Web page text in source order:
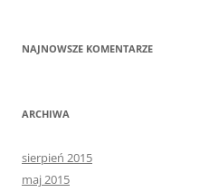
NAJNOWSZE KOMENTARZE
ARCHIWA
sierpień 2015
maj 2015